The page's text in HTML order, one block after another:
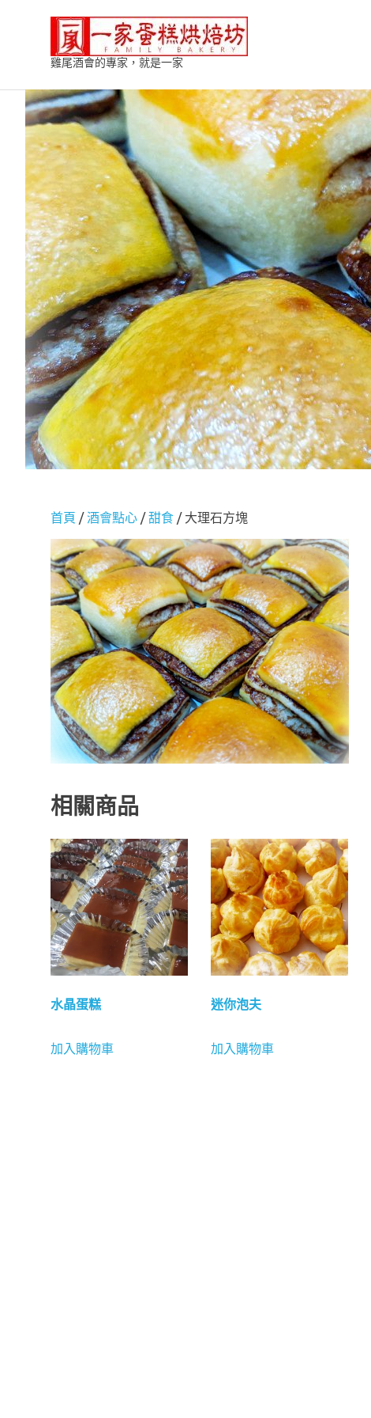
家
蛋
糕
烘
焙
坊
雞尾酒會的專家，就是一家
首頁 /酒會點心 /甜食 / 大理石方塊
相關商品
水晶蛋糕
加入購物車
迷你泡夫
加入購物車